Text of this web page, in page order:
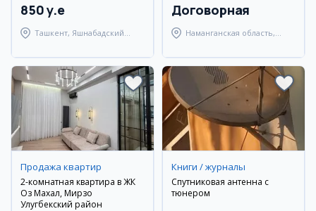
850 y.e
Ташкент, Яшнабадский
Договорная
Наманганская область,
Продажа квартир
2-комнатная квартира в ЖК
Оз Махал, Мирзо
Улугбекский район
Книги / журналы
Спутниковая антенна с
тюнером